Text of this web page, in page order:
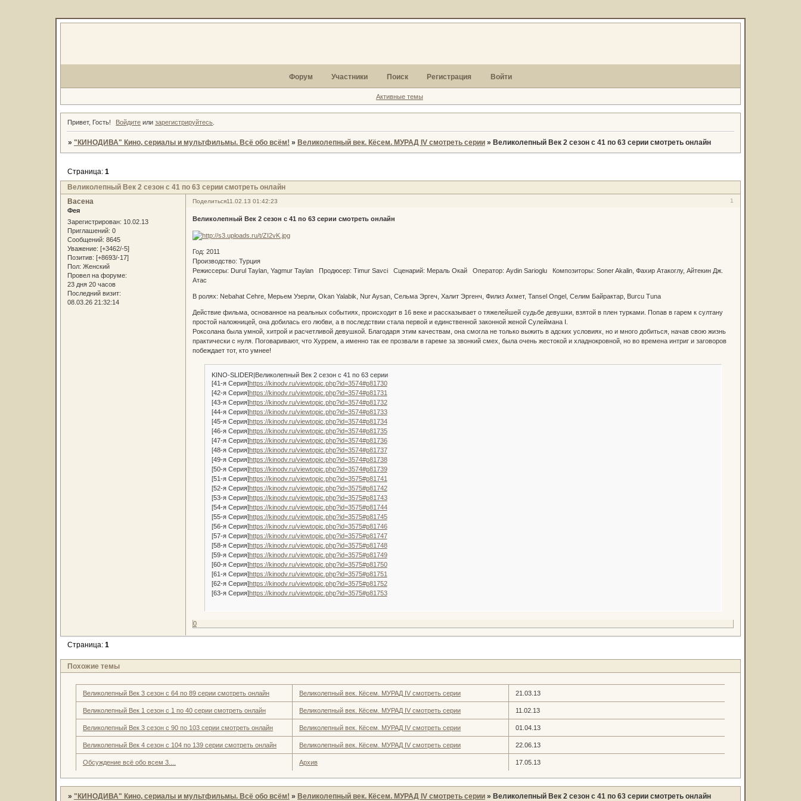
Форум Участники Поиск Регистрация Войти
Активные темы
Привет, Гость! Войдите илизарегистрируйтесь
» "КИНОДИВА" Кино, сериалы и мультфильмы. Всё обо всём! » Великолепный век. Кёсем. МУРАД IV смотреть серии » Великолепный Век 2 сезон с 41 по 63 серии смотреть онлайн
Великолепный Век 2 сезон с 41 по 63 серии смотреть онлайн
Страница: 1
Поделиться 1
11.02.13 01:42:23
Васена
Фея
Зарегистрирован: 10.02.13
Приглашений: 0
Сообщений: 8645
Уважение: [+3462/-5]
Позитив: [+8693/-17]
Пол: Женский
Провел на форуме:
23 дня 20 часов
Последний визит:
08.03.26 21:32:14
Великолепный Век 2 сезон с 41 по 63 серии смотреть онлайн
Год: 2011
Производство: Турция
Режиссеры: Durul Taylan, Yagmur Taylan Продюсер: Timur Savci Сценарий: Мераль Окай Оператор: Aydin Sarioglu Композиторы: Soner Akalin, Фахир Атакоглу, Айтекин Дж.
Атас
В ролях: Nebahat Cehre, Мерьем Узерли, Okan Yalabik, Nur Aysan, Сельма Эргеч, Халит Эргенч, Филиз Ахмет, Tansel Ongel, Селим Байрактар, Burcu Tuna
Действие фильма, основанное на реальных событиях, происходит в 16 веке и рассказывает о тяжелейшей судьбе девушки, взятой в плен турками. Попав в гарем к султану
простой наложницей, она добилась его любви, а в последствии стала первой и единственной законной женой Сулеймана I.
Роксолана была умной, хитрой и расчетливой девушкой. Благодаря этим качествам, она смогла не только выжить в адских условиях, но и много добиться, начав свою жизнь
практически с нуля. Поговаривают, что Хуррем, а именно так ее прозвали в гареме за звонкий смех, была очень жестокой и хладнокровной, но во времена интриг и заговоров
побеждает тот, кто умнее!
KINO-SLIDER|Великолепный Век 2 сезон с 41 по 63 серии
[41-я Серия]https://kinodv.ru/viewtopic.php?id=3574#p81730
[42-я Серия]https://kinodv.ru/viewtopic.php?id=3574#p81731
[43-я Серия]https://kinodv.ru/viewtopic.php?id=3574#p81732
[44-я Серия]https://kinodv.ru/viewtopic.php?id=3574#p81733
[45-я Серия]https://kinodv.ru/viewtopic.php?id=3574#p81734
[46-я Серия]https://kinodv.ru/viewtopic.php?id=3574#p81735
[47-я Серия]https://kinodv.ru/viewtopic.php?id=3574#p81736
[48-я Серия]https://kinodv.ru/viewtopic.php?id=3574#p81737
[49-я Серия]https://kinodv.ru/viewtopic.php?id=3574#p81738
[50-я Серия]https://kinodv.ru/viewtopic.php?id=3574#p81739
[51-я Серия]https://kinodv.ru/viewtopic.php?id=3575#p81741
[52-я Серия]https://kinodv.ru/viewtopic.php?id=3575#p81742
[53-я Серия]https://kinodv.ru/viewtopic.php?id=3575#p81743
[54-я Серия]https://kinodv.ru/viewtopic.php?id=3575#p81744
[55-я Серия]https://kinodv.ru/viewtopic.php?id=3575#p81745
[56-я Серия]https://kinodv.ru/viewtopic.php?id=3575#p81746
[57-я Серия]https://kinodv.ru/viewtopic.php?id=3575#p81747
[58-я Серия]https://kinodv.ru/viewtopic.php?id=3575#p81748
[59-я Серия]https://kinodv.ru/viewtopic.php?id=3575#p81749
[60-я Серия]https://kinodv.ru/viewtopic.php?id=3575#p81750
[61-я Серия]https://kinodv.ru/viewtopic.php?id=3575#p81751
[62-я Серия]https://kinodv.ru/viewtopic.php?id=3575#p81752
[63-я Серия]https://kinodv.ru/viewtopic.php?id=3575#p81753
0
Страница: 1
Похожие темы
Великолепный Век 3 сезон с 64 по 89 серии смотреть онлайн Великолепный век. Кёсем. МУРАД IV смотреть серии 21.03.13
Великолепный Век 1 сезон с 1 по 40 серии смотреть онлайн Великолепный век. Кёсем. МУРАД IV смотреть серии 11.02.13
Великолепный Век 3 сезон с 90 по 103 серии смотреть онлайн Великолепный век. Кёсем. МУРАД IV смотреть серии 01.04.13
Великолепный Век 4 сезон с 104 по 139 серии смотреть онлайн Великолепный век. Кёсем. МУРАД IV смотреть серии 22.06.13
Обсуждение всё обо всем 3.... Архив 17.05.13
» "КИНОДИВА" Кино, сериалы и мультфильмы. Всё обо всём! » Великолепный век. Кёсем. МУРАД IV смотреть серии » Великолепный Век 2 сезон с 41 по 63 серии смотреть онлайн